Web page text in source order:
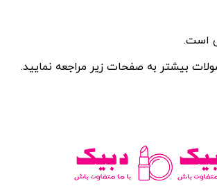
است.
بیشتر به صفحات زیر مراجعه نمایید.